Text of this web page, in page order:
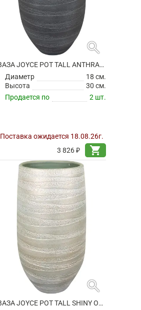
search
ВАЗА JOYCE POT TALL ANTHRACITE
Диаметр
18 см.
Высота
30 см.
Продается по
2 шт.
Поставка ожидается 18.08.26г.
3 826 ₽
shopping_cart
search
ВАЗА JOYCE POT TALL SHINY OLIVE